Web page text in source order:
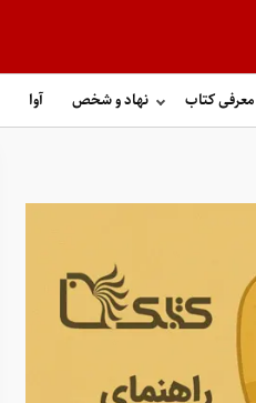
معرفی کتاب نهاد و شخص آوا